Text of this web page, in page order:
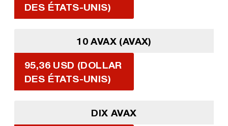
DES ÉTATS-UNIS)
10 AVAX (AVAX)
95,36 USD (DOLLAR
DES ÉTATS-UNIS)
DIX AVAX